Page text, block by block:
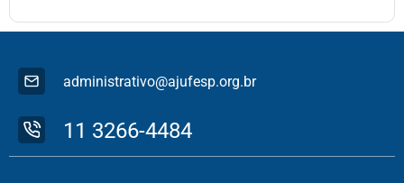
administrativo@ajufesp.org.br
11 3266-4484